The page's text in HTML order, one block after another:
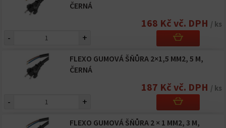
ČERNÁ
168 Kč vč. DPH / ks
- +
FLEXO GUMOVÁ ŠŇŮRA 2×1,5 MM2, 5 M,
ČERNÁ
187 Kč vč. DPH / ks
- +
FLEXO GUMOVÁ ŠŇŮRA 2 × 1 MM2, 3 M,